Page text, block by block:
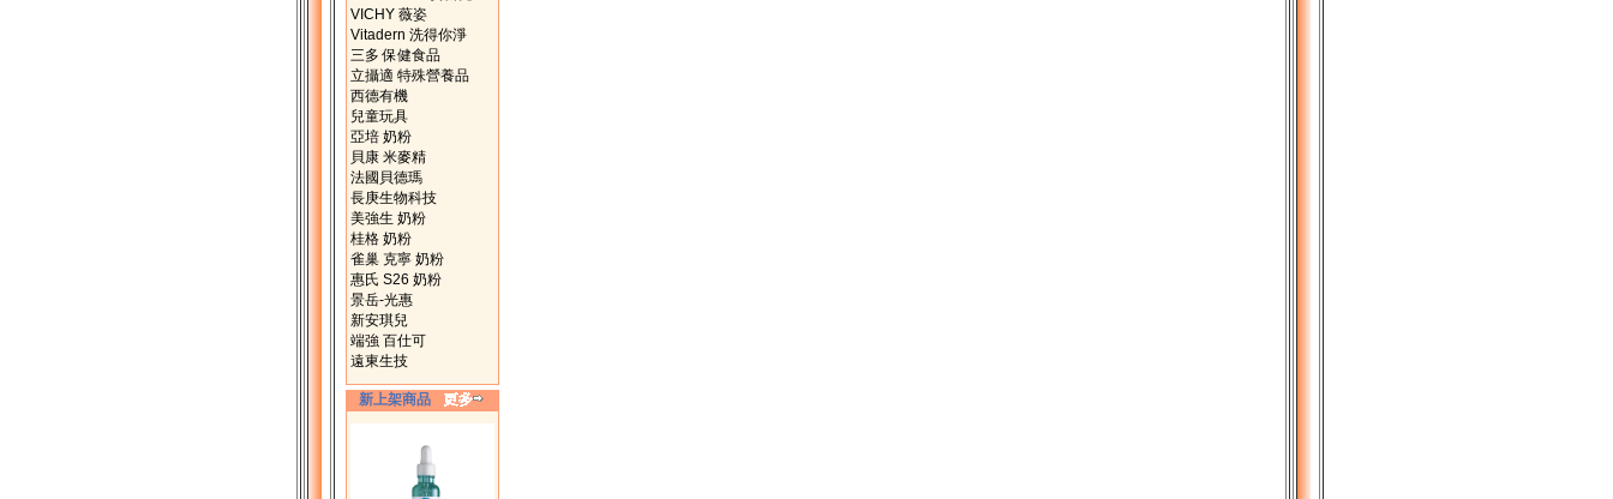
VICHY 薇姿
Vitadern 洗得你淨
三多 保健食品
立攝適 特殊營養品
西德有機
兒童玩具
亞培 奶粉
貝康 米麥精
法國貝德瑪
長庚生物科技
美強生 奶粉
桂格 奶粉
雀巢 克寧 奶粉
惠氏 S26 奶粉
景岳-光惠
新安琪兒
端強 百仕可
遠東生技
新上架商品